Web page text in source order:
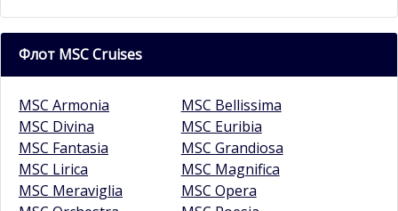
Флот MSC Cruises
MSC Armonia
MSC Bellissima
MSC Divina
MSC Euribia
MSC Fantasia
MSC Grandiosa
MSC Lirica
MSC Magnifica
MSC Meraviglia
MSC Opera